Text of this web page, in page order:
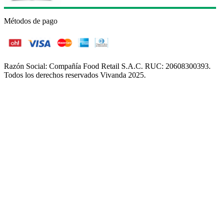
Métodos de pago
Razón Social: Compañía Food Retail S.A.C. RUC: 20608300393.
Todos los derechos reservados Vivanda 2025.